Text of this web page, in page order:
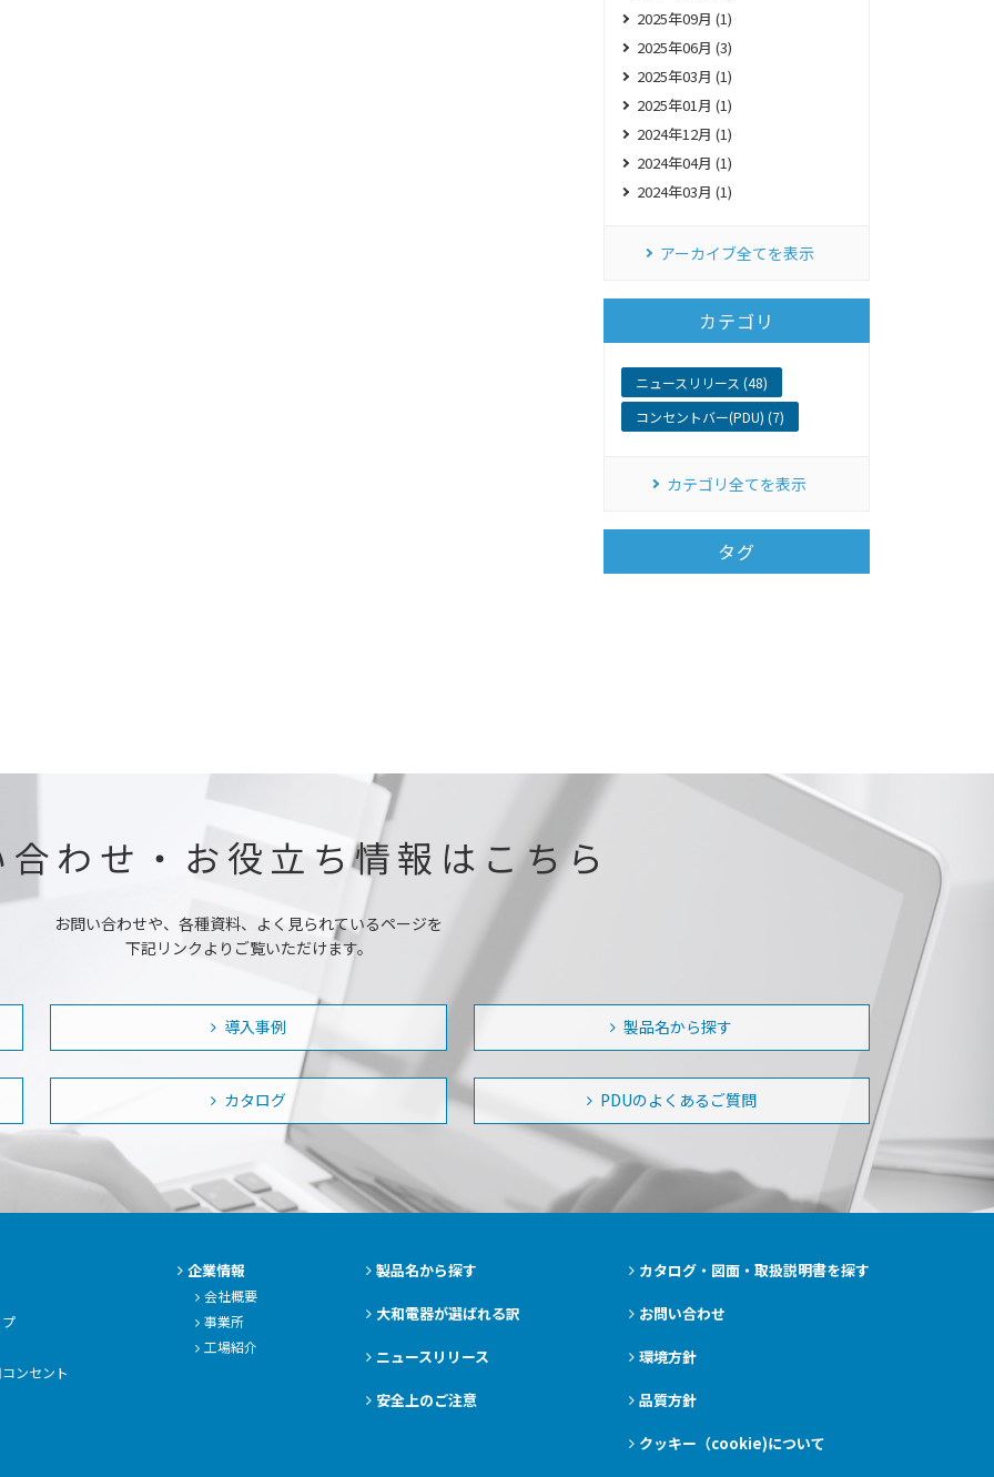
2025年09月 (1)
2025年06月 (3)
2025年03月 (1)
2025年01月 (1)
2024年12月 (1)
2024年04月 (1)
2024年03月 (1)
アーカイブ全てを表示
カテゴリ
ニュースリリース (48)
コンセントバー(PDU) (7)
カテゴリ全てを表示
タグ
わせ・お役立ち情報はこちら
お問い合わせや、各種資料、よく見られているページを
下記リンクよりご覧いただけます。
導入事例 製品名から探す
カタログ PDUのよくあるご質問
ンセント
企業情報
会社概要
事業所
工場紹介
製品名から探す
大和電器が選ばれる訳
ニュースリリース
安全上のご注意
カタログ・図面・取扱説明書を探す
お問い合わせ
環境方針
品質方針
クッキー（cookie)について